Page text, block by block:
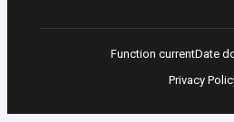
Function currentDate
Privacy